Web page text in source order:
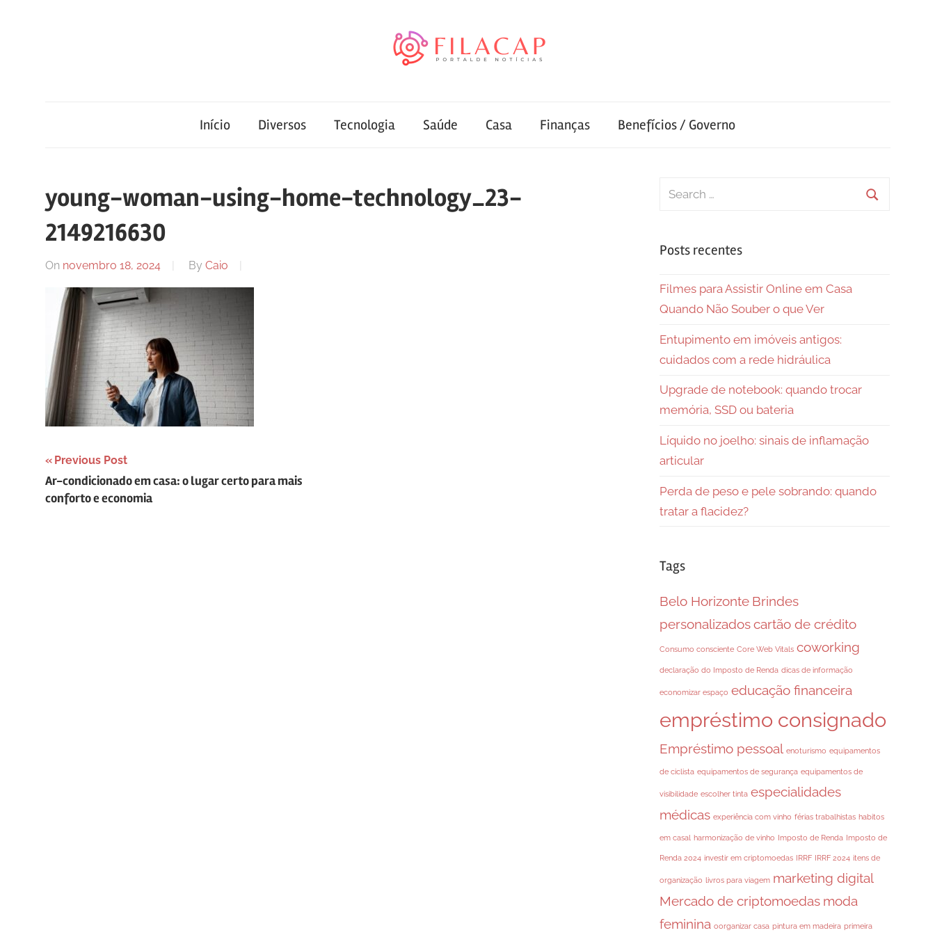
notícias
FilaCap
informações
relevantes.
Início Diversos Tecnologia Saúde Casa Finanças Benefícios / Governo
young-woman-using-home-technology_23-
2149216630
On novembro 18, 2024 By Caio
Navegação
de
Previous Post
Ar-condicionado em casa: o lugar certo para mais
conforto e economia
Search
Posts recentes
Filmes para Assistir Online em Casa
Quando Não Souber o que Ver
Entupimento em imóveis antigos:
cuidados com a rede hidráulica
Upgrade de notebook: quando trocar
memória, SSD ou bateria
Líquido no joelho: sinais de inflamação
articular
Perda de peso e pele sobrando: quando
tratar a flacidez?
Tags
Belo Horizonte Brindes
personalizadoscartão de crédito
Consumo consciente Core Web Vitals coworking
declaração do Imposto de Renda dicas de informação
economizar espaço educação financeira
empréstimo consignado
Empréstimo pessoal enoturismo equipamentos
de ciclista equipamentos de segurança equipamentos de
visibilidade escolher tinta especialidades
médicas experiência com vinho férias trabalhistas habitos
em casal harmonização de vinho Imposto de Renda Imposto de
Renda 2024 investir em criptomoedas IRRF IRRF 2024 itens de
organização livros para viagem marketing digital
Mercado de criptomoedas moda
feminina oorganizar casa pintura em madeira primeira